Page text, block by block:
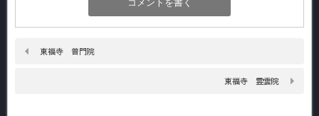
東福寺 普門院
東福寺 霊雲院